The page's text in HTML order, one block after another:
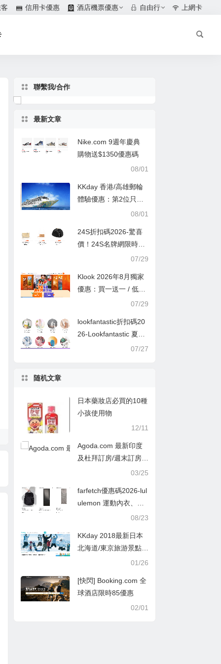
信用卡優惠 酒店機票優惠 自由行 上網卡
聯繫我/合作
最新文章
Nike.com 9週年慶典
購物送$1350優惠碼
08/01
KKday 香港/高雄郵輪
體驗優惠：第2位只需
08/01
24S折扣碼2026-驚喜
價！24S名牌網限時9
折！Louis Vuitton 精選
72折！
07/29
Klook 2026年8月獨家
優惠：買一送一 / 低至
07/29
lookfantastic折扣碼20
26-Lookfantastic 夏日
優惠低至65折優惠碼
07/27
随机文章
日本藥妝店必買的10種
小孩使用物
12/11
Agoda.com 最新印度
及杜拜訂房/週末訂房/
半價酒店預訂優惠推薦
03/25
farfetch優惠碼2026-lul
ulemon 運動內衣、瑜
伽褲、連體衣穿搭推薦
08/23
KKday 2018最新日本
北海道/東京旅游景點優
01/26
[快閃] Booking.com 全
球酒店限時85優惠
02/01